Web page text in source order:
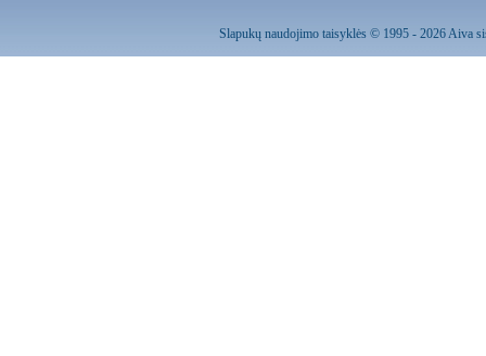
Slapukų naudojimo taisyklės© 1995 - 2026 Aiva